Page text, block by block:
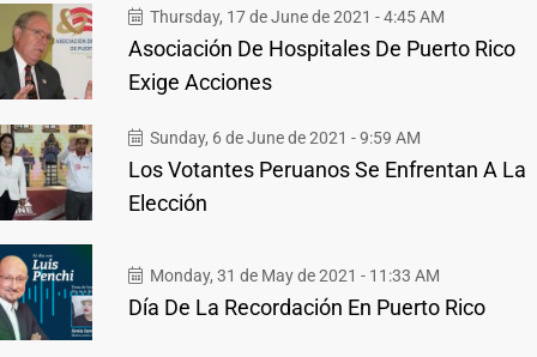
Thursday, 17 de June de 2021 - 4:45 AM
Asociación De Hospitales De Puerto Rico
Exige Acciones
Sunday, 6 de June de 2021 - 9:59 AM
Los Votantes Peruanos Se Enfrentan A La
Elección
Monday, 31 de May de 2021 - 11:33 AM
Día De La Recordación En Puerto Rico